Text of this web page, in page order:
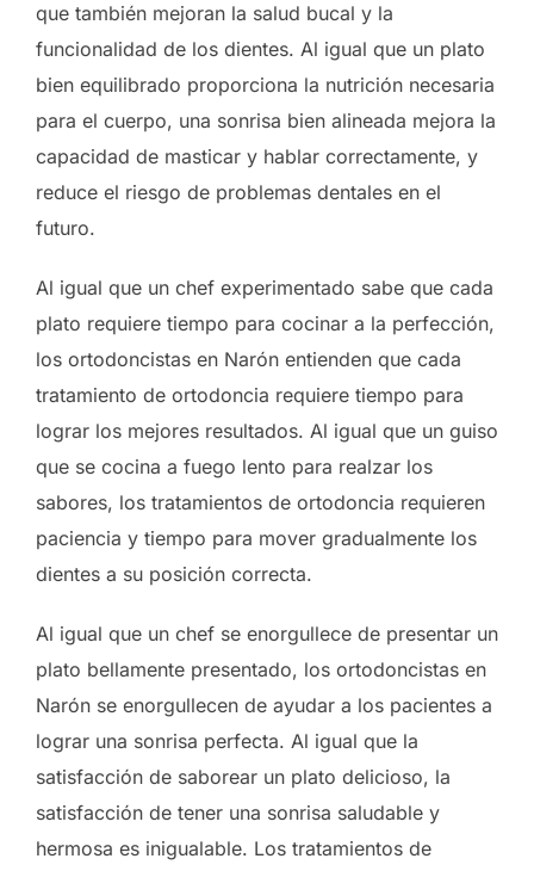
que también mejoran la salud bucal y la
funcionalidad de los dientes. Al igual que un plato
bien equilibrado proporciona la nutrición necesaria
para el cuerpo, una sonrisa bien alineada mejora la
capacidad de masticar y hablar correctamente, y
reduce el riesgo de problemas dentales en el
futuro.
Al igual que un chef experimentado sabe que cada
plato requiere tiempo para cocinar a la perfección,
los ortodoncistas en Narón entienden que cada
tratamiento de ortodoncia requiere tiempo para
lograr los mejores resultados. Al igual que un guiso
que se cocina a fuego lento para realzar los
sabores, los tratamientos de ortodoncia requieren
paciencia y tiempo para mover gradualmente los
dientes a su posición correcta.
Al igual que un chef se enorgullece de presentar un
plato bellamente presentado, los ortodoncistas en
Narón se enorgullecen de ayudar a los pacientes a
lograr una sonrisa perfecta. Al igual que la
satisfacción de saborear un plato delicioso, la
satisfacción de tener una sonrisa saludable y
hermosa es inigualable. Los tratamientos de